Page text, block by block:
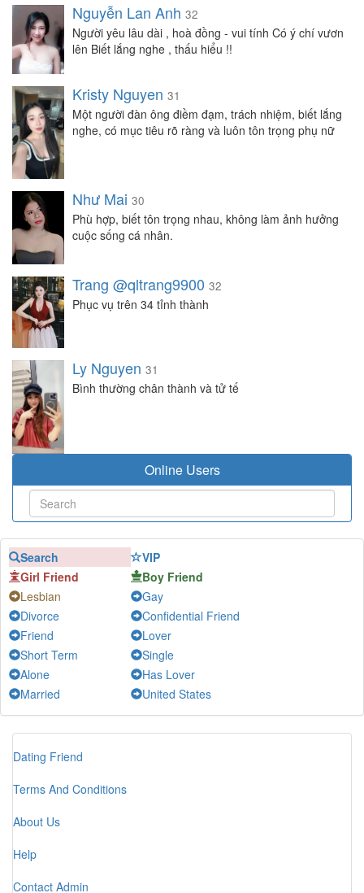
Nguyễn Lan Anh 32
Người yêu lâu dài , hoà đồng - vui tính Có ý chí vươn
lên Biết lắng nghe , thấu hiểu !!
Kristy Nguyen 31
Một người đàn ông điềm đạm, trách nhiệm, biết lắng
nghe, có mục tiêu rõ ràng và luôn tôn trọng phụ nữ
Như Mai 30
Phù hợp, biết tôn trọng nhau, không làm ảnh hưởng
cuộc sống cá nhân.
Trang @qltrang9900 32
Phục vụ trên 34 tỉnh thành
Ly Nguyen 31
Bình thường chân thành và tử tế
Online Users
Search
VIP
Girl Friend
Boy Friend
Lesbian
Gay
Divorce
Confidential Friend
Friend
Lover
Short Term
Single
Alone
Has Lover
Married
United States
Dating Friend
Terms And Conditions
About Us
Help
Contact Admin